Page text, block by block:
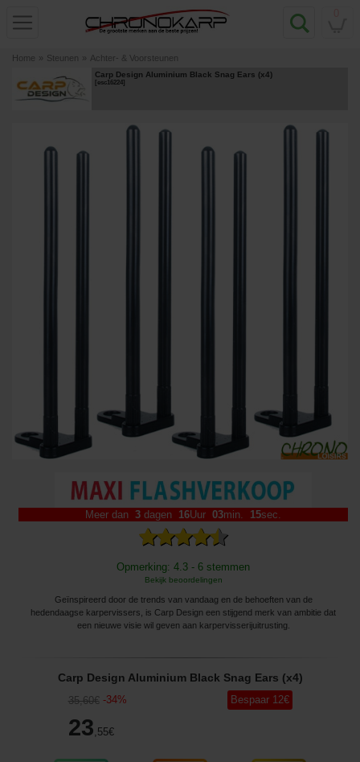
Home » Steunen » Achter- & Voorsteunen
Carp Design Aluminium Black Snag Ears (x4)
[esc16224]
Meer dan 3 dagen 16Uur 03min. 15sec.
Opmerking: 4.3 - 6 stemmen
Bekijk beoordelingen
Geïnspireerd door de trends van vandaag en de behoeften van de
hedendaagse karpervissers, is Carp Design een stijgend merk van ambitie dat
een nieuwe visie wil geven aan karpervisserijuitrusting.
Carp Design Aluminium Black Snag Ears (x4)
35,60€ -34%
23,55€
Bespaar 12€